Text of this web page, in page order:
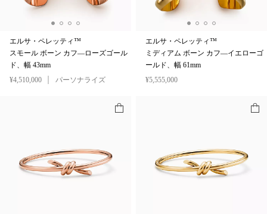
エルサ・ペレッティ™
スモール ボーン カフ—ローズゴール
ド、幅 43mm
¥4,510,000
パーソナライズ
エルサ・ペレッティ™
ミディアム ボーン カフ—イエローゴ
ールド、幅 61mm
¥5,555,000